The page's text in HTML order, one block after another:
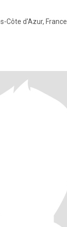
Côte d'Azur, France